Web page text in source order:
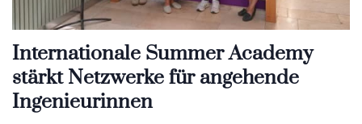
Internationale Summer Academy
stärkt Netzwerke für angehende
Ingenieurinnen